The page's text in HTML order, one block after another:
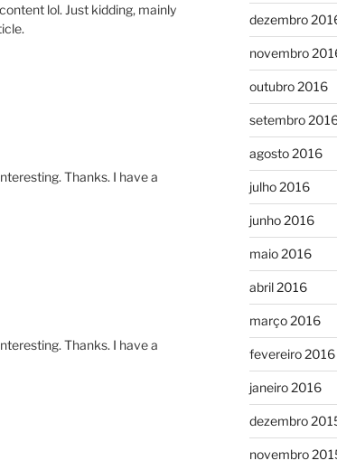
lol. Just kidding, mainly
Thanks. I have a
Thanks. I have a
dezembro
novembro
outubro 2016
setembro
agosto 2016
julho 2016
junho 2016
maio 2016
abril 2016
março 2016
fevereiro 2016
janeiro 2016
dezembro
novembro